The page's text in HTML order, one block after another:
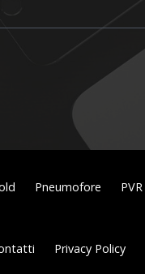
Pneumofore PVR
Privacy Policy